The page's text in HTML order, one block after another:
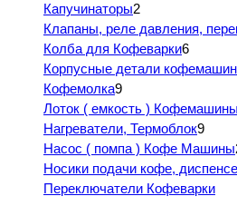
Капучинаторы2
Клапаны, реле давления,
Колба для Кофеварки6
Корпусные детали
Кофемолка9
Лоток ( емкость ) Кофемашины
Нагреватели, Термоблок9
Насос ( помпа ) Кофе Машины
Носики подачи кофе,
Переключатели Кофеварки